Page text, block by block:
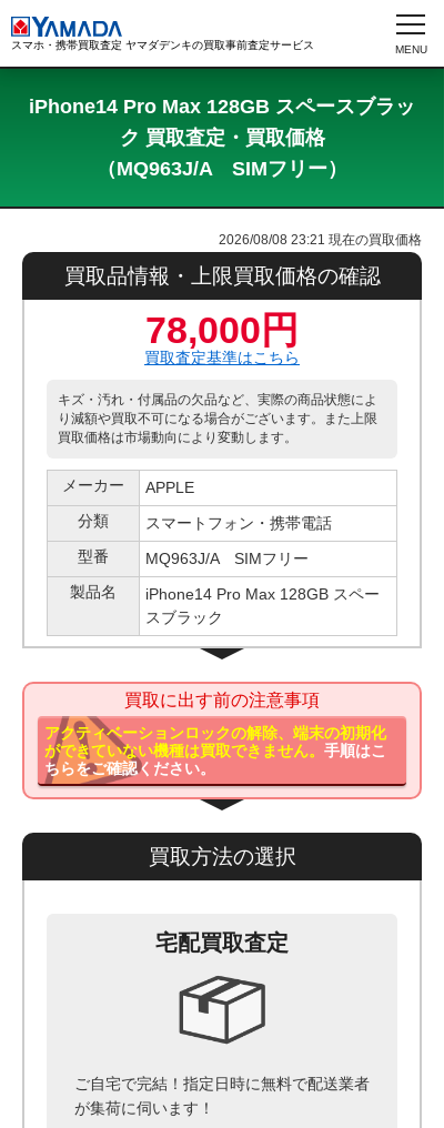
スマホ・携帯買取査定 ヤマダデンキの買取事前査定サービス
iPhone14 Pro Max 128GB スペースブラッ
ク 買取査定・買取価格
（MQ963J/A SIMフリー）
2026/08/08 23:21 現在の買取価格
買取品情報・上限買取価格の確認
78,000円
買取査定基準はこちら
キズ・汚れ・付属品の欠品など、実際の商品状態によ
り減額や買取不可になる場合がございます。また上限
買取価格は市場動向により変動します。
メーカー
APPLE
分類
スマートフォン・携帯電話
型番
MQ963J/A SIMフリー
製品名
iPhone14 Pro Max 128GB スペー
スブラック
買取に出す前の注意事項
アクティベーションロックの解除、端末の初期化
ができていない機種は買取できません。手順はこ
ちらをご確認ください。
買取方法の選択
宅配買取査定
ご自宅で完結！指定日時に無料で配送業者
が集荷に伺います！